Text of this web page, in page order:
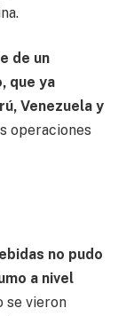
de un
que ya
Venezuela y
operaciones
no pudo
a nivel
se vieron